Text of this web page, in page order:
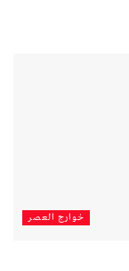
خوارج العصر